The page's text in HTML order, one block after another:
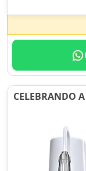
CELEBRANDO